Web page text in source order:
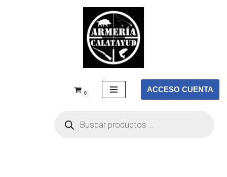
0 ACCESO CUENTA